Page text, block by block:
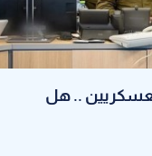
.. هل